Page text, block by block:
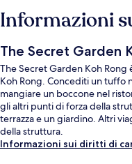
Informazioni
The Secret Garden
The Secret Garden Koh
Koh Rong. Concediti un tuffo
mangiare un boccone nel
gli altri punti di forza della
terrazza e un giardino. Altri
della struttura.
Informazioni sui diritti di